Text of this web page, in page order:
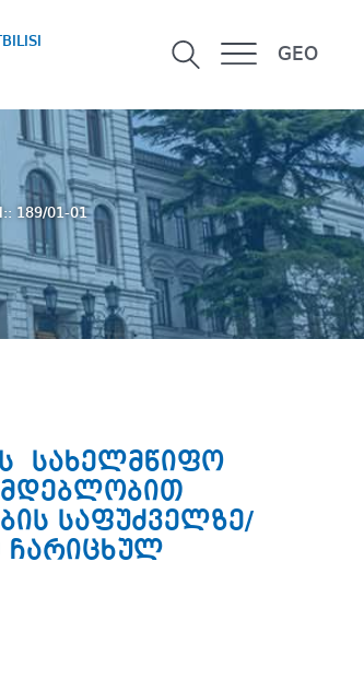
GEO
189/01-01
სახელმწიფო
საფუძველზე/
ჩარიცხულ